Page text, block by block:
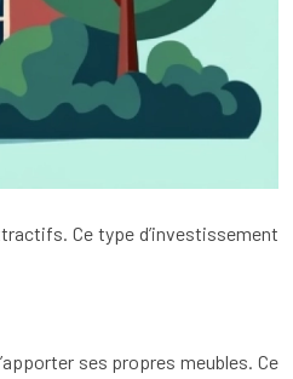
Ce type d’investissement
ses propres meubles. Ce